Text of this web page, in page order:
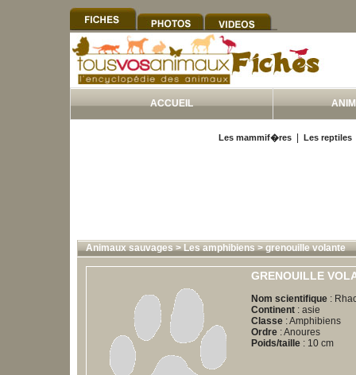
ACCUEIL
Les mammif�res| Les reptiles
Animaux sauvages>Les amphibiens>grenouille volante
GRENOUILLE
Nom scientifique:
Continent: asie
Classe: Amphibiens
Ordre: Anoures
Poids/taille: 10 cm